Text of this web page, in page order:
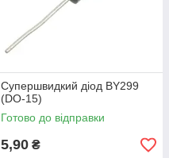
Супершвидкий діод BY299
(DO-15)
Готово до відправки
5,90 ₴